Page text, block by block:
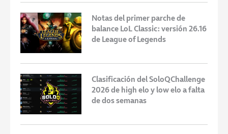
Notas del primer parche de
balance LoL Classic: versión 26.16
de League of Legends
Clasificación del SoloQChallenge
2026 de high elo y low elo a falta
de dos semanas